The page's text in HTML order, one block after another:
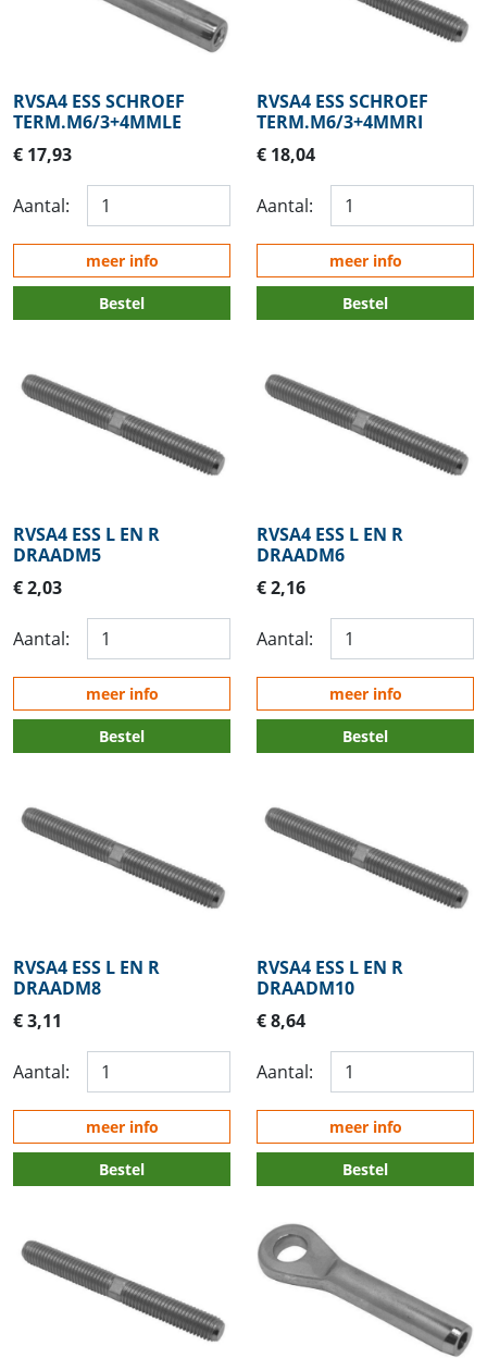
RVSA4 ESS SCHROEF
TERM.M6/3+4MMLE
€ 17,93
Aantal:
meer info
Bestel
RVSA4 ESS SCHROEF
TERM.M6/3+4MMRI
€ 18,04
Aantal:
meer info
Bestel
RVSA4 ESS L EN R
DRAADM5
€ 2,03
Aantal:
meer info
Bestel
RVSA4 ESS L EN R
DRAADM6
€ 2,16
Aantal:
meer info
Bestel
RVSA4 ESS L EN R
DRAADM8
€ 3,11
Aantal:
meer info
Bestel
RVSA4 ESS L EN R
DRAADM10
€ 8,64
Aantal:
meer info
Bestel